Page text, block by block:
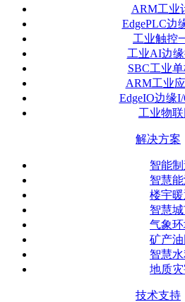
ARM工业
EdgePLC边
工业触控
工业AI边
SBC工业
ARM工业
EdgeIO边缘
工业物
解决方案
智能
智慧
楼宇暖
智慧
气象
矿产油
智慧水
地质
技术支持